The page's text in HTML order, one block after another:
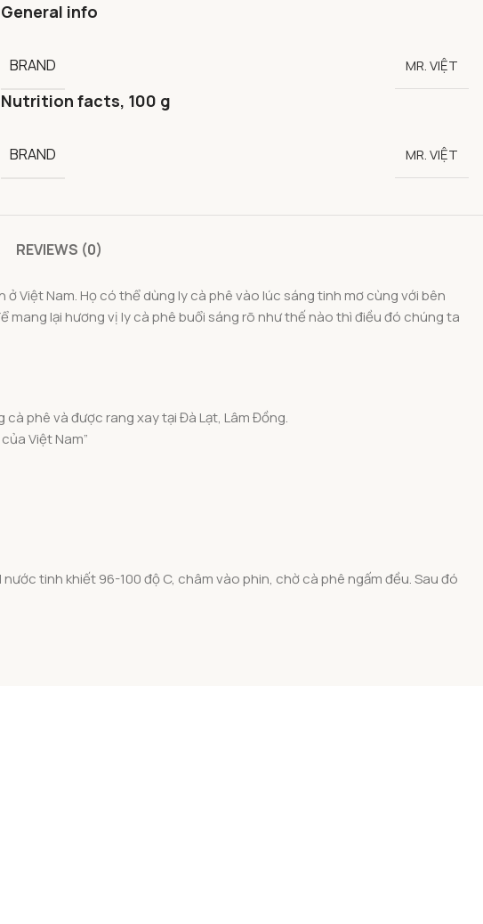
General info
BRAND MR. VIỆT
Nutrition facts, 100 g
BRAND MR. VIỆT
REVIEWS (0)
Việt Nam. Họ có thể dùng ly cà phê vào lúc sáng tinh mơ cùng với bên
lại hương vị ly cà phê buổi sáng rõ như thế nào thì điều đó chúng ta
phê và được rang xay tại Đà Lạt, Lâm Đồng.
Việt Nam”
tinh khiết 96-100 độ C, châm vào phin, chờ cà phê ngấm đều. Sau đó